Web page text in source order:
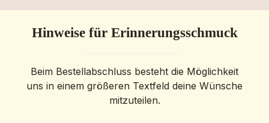
Hinweise für Erinnerungsschmuck
Beim Bestellabschluss besteht die Möglichkeit
uns in einem größeren Textfeld deine Wünsche
mitzuteilen.